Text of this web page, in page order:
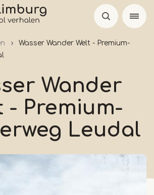
Wasser Wander Welt - Premium-
Wander
- Premium-
Leudal